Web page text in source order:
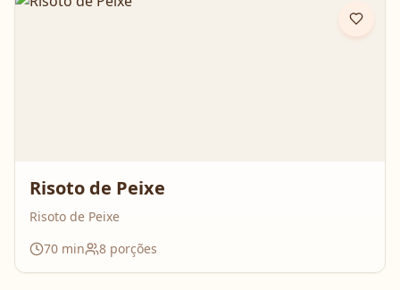
Risoto de Peixe
Risoto de Peixe
70 min 8 porções